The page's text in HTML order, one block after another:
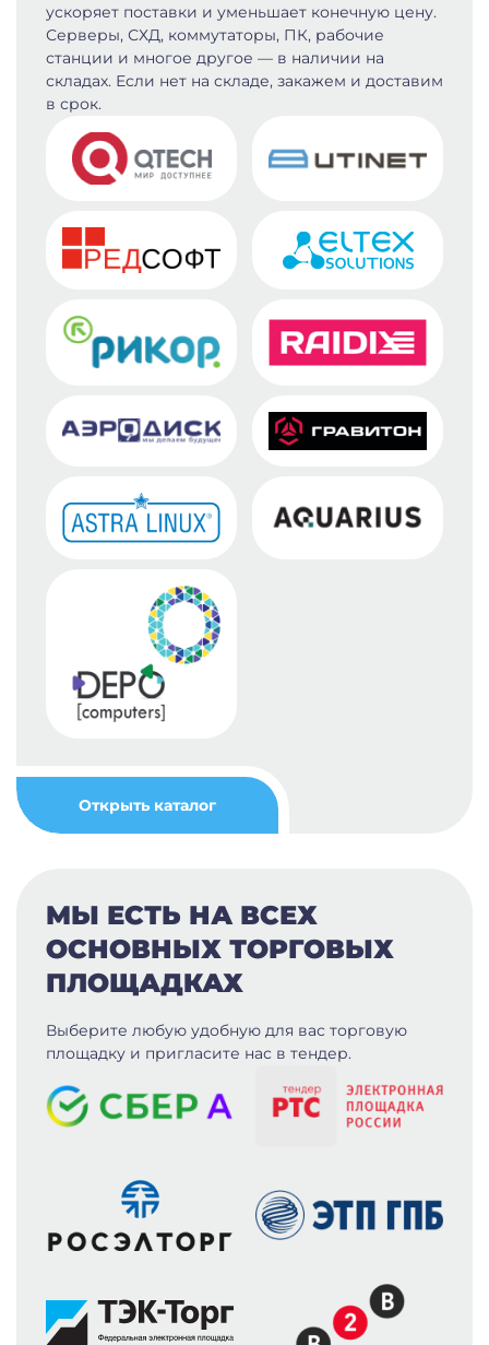
ускоряет поставки и уменьшает конечную цену.
Серверы, СХД, коммутаторы, ПК, рабочие
станции и многое другое — в наличии на
складах. Если нет на складе, закажем и доставим
в срок.
Открыть каталог
МЫ ЕСТЬ НА ВСЕХ
ОСНОВНЫХ ТОРГОВЫХ
ПЛОЩАДКАХ
Выберите любую удобную для вас торговую
площадку и пригласите нас в тендер.